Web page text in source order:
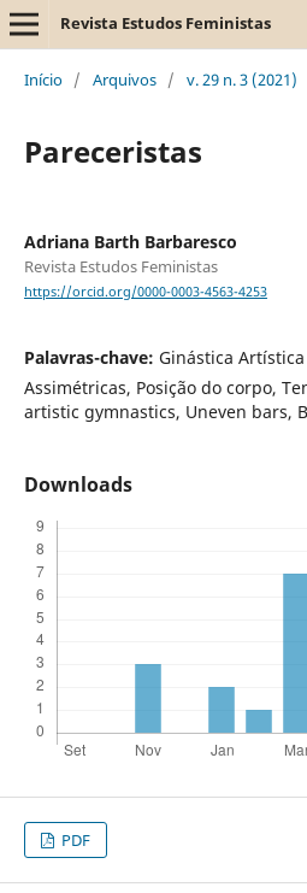
Revista Estudos Feministas
Início / Arquivos / v. 29 n. 3 (2021)
Pareceristas
Adriana Barth Barbaresco
Revista Estudos Feministas
https://orcid.org/0000-0003-4563-4253
Palavras-chave: Ginástica
Assimétricas, Posição do corpo,
artistic gymnastics, Uneven bars,
Downloads
PDF